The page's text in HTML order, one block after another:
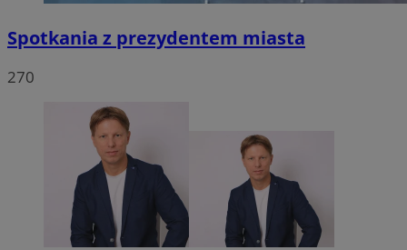
Spotkania z prezydentem miasta
270